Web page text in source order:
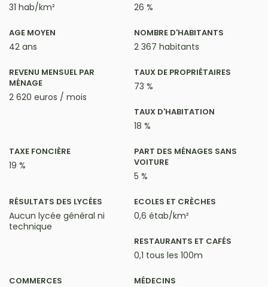
31 hab/km² 26 %
AGE MOYEN
42 ans
NOMBRE D'HABITANTS
2 367 habitants
REVENU MENSUEL PAR
MÉNAGE
2 620 euros / mois
TAUX DE PROPRIÉTAIRES
73 %
TAUX D'HABITATION
18 %
TAXE FONCIÈRE
19 %
PART DES MÉNAGES SANS
VOITURE
5 %
RÉSULTATS DES LYCÉES
Aucun lycée général ni
technique
ECOLES ET CRÈCHES
0,6 étab/km²
RESTAURANTS ET CAFÉS
0,1 tous les 100m
COMMERCES MÉDECINS